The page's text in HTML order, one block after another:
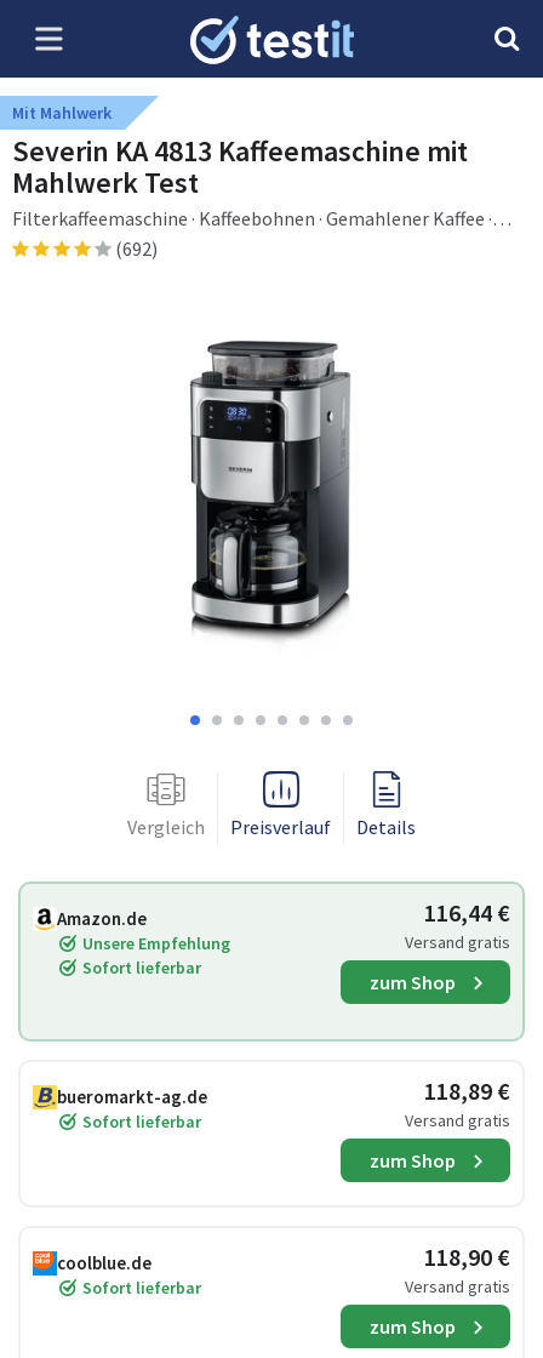
Mit Mahlwerk
Severin KA 4813 Kaffeemaschine mit
Mahlwerk Test
Filterkaffeemaschine · Kaffeebohnen · Gemahlener Kaffee ·
Eingebautes Mahlwerk · 1000 W · Edelstahl
(692)
Vergleich Preisverlauf Details
Amazon.de
Unsere Empfehlung
Sofort lieferbar
116,44 €
Versand gratis
zum Shop
bueromarkt-ag.de
Sofort lieferbar
118,89 €
Versand gratis
zum Shop
coolblue.de
Sofort lieferbar
118,90 €
Versand gratis
zum Shop